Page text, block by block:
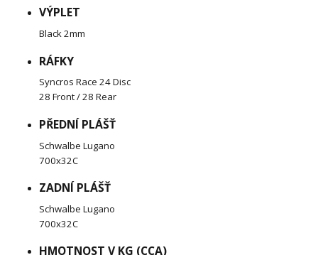
VÝPLET
Black 2mm
RÁFKY
Syncros Race 24 Disc
28 Front / 28 Rear
PŘEDNÍ PLÁŠŤ
Schwalbe Lugano
700x32C
ZADNÍ PLÁŠŤ
Schwalbe Lugano
700x32C
HMOTNOST V KG (CCA)